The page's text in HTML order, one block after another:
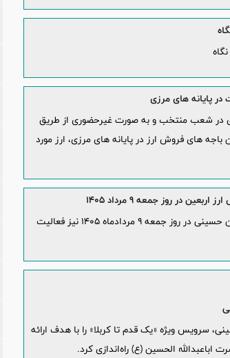
پایانه های مرزی
در شعب منتخب و به صورت غیرحضوری از طریق
های فروش ارز در پایانه های مرزی، ارز مورد
روز جمعه ۹ مرداد ۱۴۰۵
شعب منتخب بانک ملت برای فروش ارز زیارتی اربعین حسینی در روز جمعه ۹ مردادماه ۱۴۰۵ نیز فعالیت
سرویس ویژه «یک قدم تا کربلا» را با هدف ارائه
اباعبدالله الحسین (ع) راه‌اندازی کرد.